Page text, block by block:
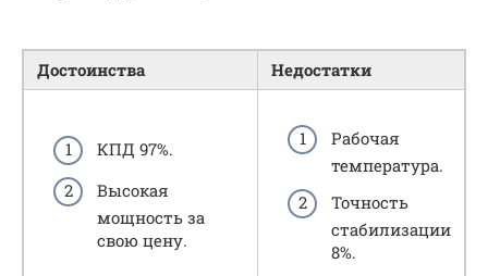
Достоинства Недостатки
КПД 97%.
Высокая
мощность за
свою цену.
Рабочая
температура.
Точность
стабилизации
8%.